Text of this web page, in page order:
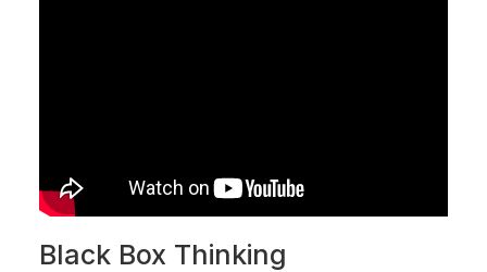
Black Box Thinking